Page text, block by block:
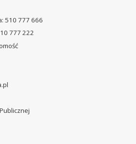
510 777 666
777 222